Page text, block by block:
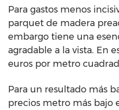
Para gastos menos
parquet de madera
embargo tiene una
agradable a la vista. En
euros por metro
Para un resultado más
precios metro más bajo